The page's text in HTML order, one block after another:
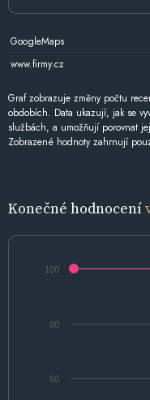
GoogleMaps
www.firmy.cz
Graf zobrazuje změny počtu
obdobích. Data ukazují, jak se
službách, a umožňují porovnat
Zobrazené hodnoty zahrnují
Konečné hodnocení
60
80
100